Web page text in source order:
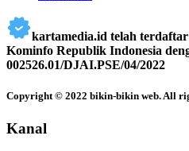
kartamedia.id telah
Kominfo Republik Indonesia
002526.01/DJAI.PSE/04/2022
Copyright © 2022 bikin-bikin web. All
Kanal